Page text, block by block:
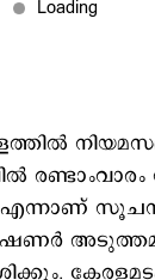
രണ്ടാംവാരം
എന്നാണ്